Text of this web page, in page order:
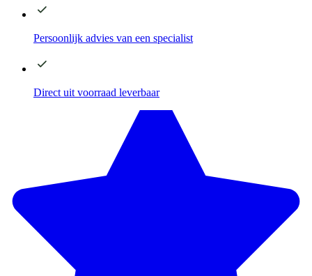
Persoonlijk advies van een specialist
Direct uit voorraad leverbaar